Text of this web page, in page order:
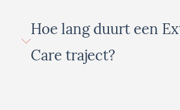
Hoe lang duurt een
Care traject?